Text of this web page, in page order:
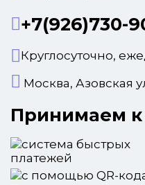
+7(926)730-
Круглосуточно,
Москва, Азовская
Принимаем к